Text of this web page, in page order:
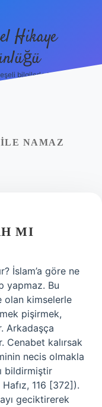
Hikaye
bilgilerle tanış!
NAMAZ
MI
İslam’a göre ne
yapmaz. Bu
olan kimselerle
pişirmek,
Arkadaşça
Cenabet kalırsak
necis olmakla
bildirmiştir
116 [372]).
geciktirerek